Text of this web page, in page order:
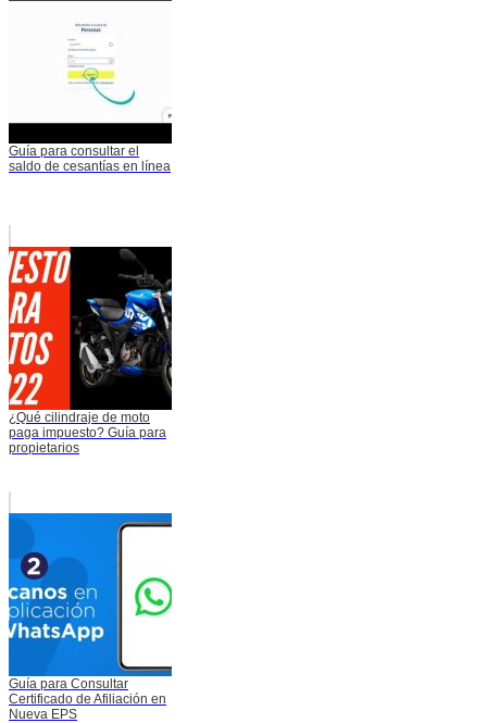
Guía para consultar el
saldo de cesantías en línea
¿Qué cilindraje de moto
paga impuesto? Guía para
propietarios
Guía para Consultar
Certificado de Afiliación en
Nueva EPS